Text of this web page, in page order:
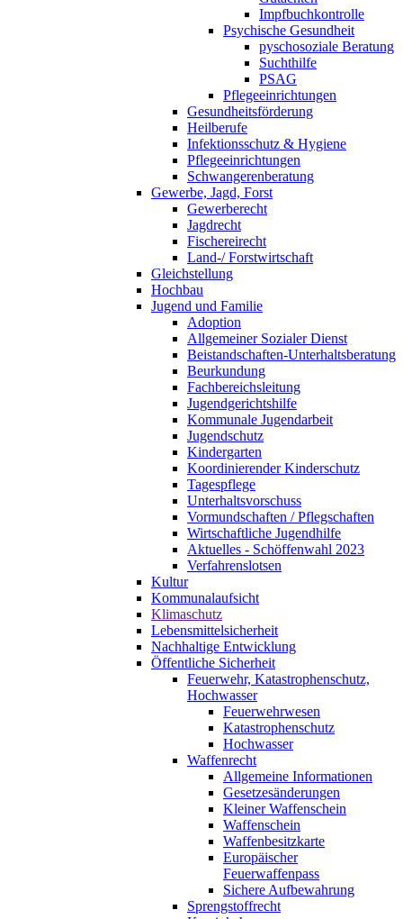
Impfbuchkontrolle
Psychische Gesundheit
pyschosoziale Beratung
Suchthilfe
PSAG
Pflegeeinrichtungen
Gesundheitsförderung
Heilberufe
Infektionsschutz & Hygiene
Pflegeeinrichtungen
Schwangerenberatung
Gewerbe, Jagd, Forst
Gewerberecht
Jagdrecht
Fischereirecht
Land-/ Forstwirtschaft
Gleichstellung
Hochbau
Jugend und Familie
Adoption
Allgemeiner Sozialer Dienst
Beistandschaften-Unterhaltsberatung
Beurkundung
Fachbereichsleitung
Jugendgerichtshilfe
Kommunale Jugendarbeit
Jugendschutz
Kindergarten
Koordinierender Kinderschutz
Tagespflege
Unterhaltsvorschuss
Vormundschaften / Pflegschaften
Wirtschaftliche Jugendhilfe
Aktuelles - Schöffenwahl 2023
Verfahrenslotsen
Kultur
Kommunalaufsicht
Klimaschutz
Lebensmittelsicherheit
Nachhaltige Entwicklung
Öffentliche Sicherheit
Feuerwehr, Katastrophenschutz,
Hochwasser
Feuerwehrwesen
Katastrophenschutz
Hochwasser
Waffenrecht
Allgemeine Informationen
Gesetzesänderungen
Kleiner Waffenschein
Waffenschein
Waffenbesitzkarte
Europäischer
Feuerwaffenpass
Sichere Aufbewahrung
Sprengstoffrecht